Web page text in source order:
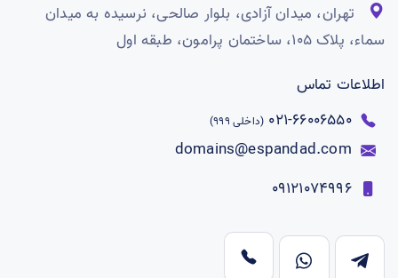
تهران، میدان آزادی، بلوار صالحی، نرسیده به میدان
سماء، پلاک ۱۰۵، ساختمان پرامون، طبقه اول
اطلاعات تماس
(داخلی 999)
66006550-021
domains@espandad.com
09121074996